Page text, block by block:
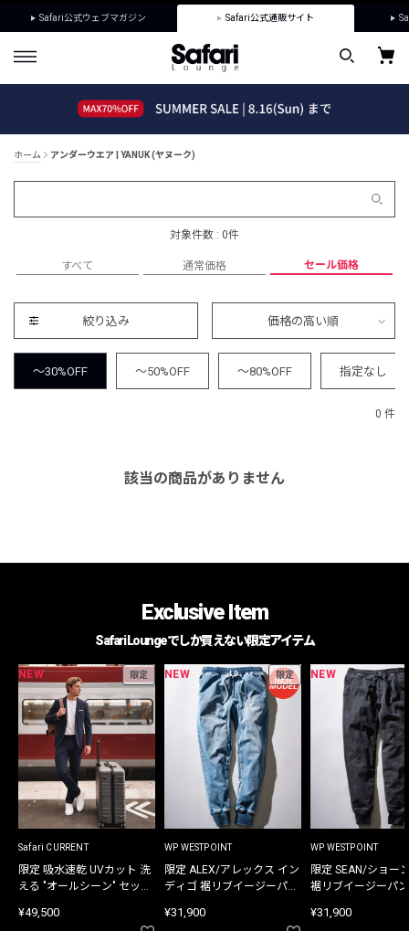
Safari公式ウェブマガジン Safari公式通販サイト
ホーム アンダーウエア | YANUK (ヤヌーク)
対象件数 : 0件
すべて 通常価格 セール価格
絞り込み 価格の高い順
～30%OFF ～50%OFF ～80%OFF 指定なし
0 件
該当の商品がありません
Exclusive Item
Safari Loungeでしか買えない限定アイテム
NEW 限定
Safari CURRENT
限定 吸水速乾 UVカット 洗
える "オールシーン" セット
¥49,500
NEW 限定
WP WESTPOINT
限定 ALEX/アレックス イン
ディゴ 裾リブイージーパン
¥31,900
NEW
WP WESTPOINT
限定 SEAN/ショー
裾リブイージーパ
¥31,900